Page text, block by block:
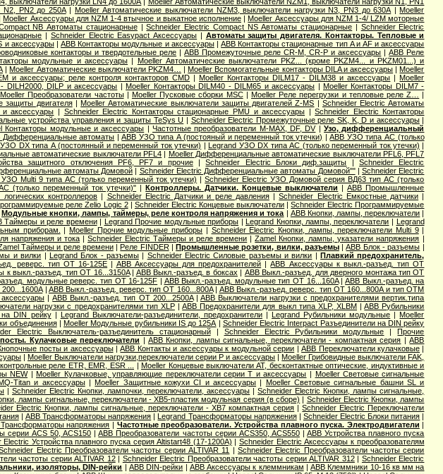
N2, PN2 до 250А| Moeller Автоматические выключатели NZM3, выключатели нагрузки N3, PN3 до 630А |Moeller
|Moeller Аксессуары для NZM 1-4 втычное и выкатное исполнение|Moeller Аксессуары для NZM 1-4/ LZM моторные
NB Автоматы стационарные|Schneider Electric Compact NS Автоматы стационарные | Schneider Electric
| Schneider Electric Easypact Аксессуары | Автоматы защиты двигателя. Контакторы. Тепловые и
и аксессуары|ABB Контакторы модульные и аксессуары|ABB Контакторы стационарные тип A и AF и аксессуары
контакторы и твердотельные реле |ABB Промежуточные реле CR-M, CR-P и аксессуары |ABB Реле
модульные и аксессуары | Moeller Автоматические выключатели PKZ... (кроме PKZM4... и PKZM01...) и
|Moeller Автоматические выключатели PKZM4… |Moeller Вспомогательные контакторы DILA и аксессуары |Moeller
и аксессуары; реле контроля контакторов CMD |Moeller Контакторы DILM17 - DILM38 и аксессуары |Moeller
DILH2000, DILP и аксессуары |Moeller Контакторы DILM40 - DILM65 и аксессуары |Moeller Контакторы DILM7 -
Moeller Преобразователи частоты| Moeller Пусковые сборки MSC|Moeller Реле перегрузки и тепловые реле Z…
|
защиты двигателя|Moeller Автоматические выключатели защиты двигателей Z-MS | Schneider Electric Автоматы
аксессуары | Schneider Electric Контакторы стационарные PMU и аксессуары |Schneider Electric Контакторы
устройства управления и защиты TeSys U | Schneider Electric Промежуточные реле SK, K, D и аксессуары|
Контакторы модульные и аксессуары | Частотные преобразователи M-MAX, DF, DV|Узо, дифференциальный
Дифференциальные автоматы |ABB УЗО типа А (постояный и переменный ток утечки) |ABB УЗО типа АС (только
DX типа А (постоянный и переменный ток утечки) |Legrand УЗО DX типа АС (только переменный ток утечки) |
автоматические выключатели PFL4 | Moeller Дифференциальные автоматические выключатели PFL6, PFL7
защитного отключения PF6, PF7 и прочие|Schneider Electric Блоки диф.защиты |Schneider Electric
автоматы Домовой | Schneider Electric Дифференциальные автоматы Домовой""|Schneider Electric
Multi 9 типа АС (только переменный ток утечки) |Schneider Electric УЗО Домовой серия ВД63 тип АС (только
(только переменный ток утечки)" |Контроллеры. Датчики. Концевые выключатели |ABB Промышленные
контроллеров| Schneider Electric Датчики и реле давления|Schneider Electric Емкостные датчики |
реле Zelio Logic 2| Schneider Electric Концевые выключатели |Schneider Electric Программируемые
Модульные кнопки, лампы, таймеры, реле контроля напряжения и тока | ABB Кнопки, лампы, переключатели |
Таймеры и реле времени| Legrand Прочие модульные приборы |Legrand Кнопки, лампы, переключатели | Legrand
приборам. |Moeller Прочие модульные приборы | Schneider Electric Кнопки, лампы, переключатели Multi 9|
напряжения и тока |Schneider Electric Таймеры и реле времени |Zamel Кнопки, лампы, указатели напряжения |
Таймеры и реле времени|Реле FINDER|Промышленные розетки, вилки, разъемы|ABB Блок - разъемы |
и вилки | Legrand Блок - разъемы| Schneider Electric Силовые разъемы и вилки |Плавкий предохранитель,
реверс. тип OT 16-125E | ABB Аксессуары для предохранителей |ABB Аксессуары к выкл.-разъед. тип OT
к выкл.-разъед. тип OT 16...3150A| ABB Выкл.-разъед. в боксах | ABB Выкл.-разъед. для дверного монтажа тип OT
модульные реверс. тип OT 16-125F | ABB Выкл.-разъед. модульные тип OT 16...160A|ABB Выкл.-разъед. на
|ABB Выкл.-разъед. реверс. тип OT 160...800A| ABB Выкл.-разъед. реверс. тип OT 160...800A и тип OTМ
|ABB Выкл.-разъед. тип OT 200...2500A| ABB Выключатели нагрузки с предохранителями вертик.типа
нагрузки с предохранителями тип XLP|ABB Предохранители для выкл типа XLP, XLBM |ABB Рубильники
DIN рейку| Legrand Выключатели-разъединители, предохранители|Legrand Рубильники модульные |Moeller
объединения|Moeller Модульные рубильники IS до 125А | Schneider Electric Interpact Разъединители на DIN рейку
Electric Выключатель-разъединитель стационарный| Schneider Electric Рубильники модульные |Прочие
Кулачковые переключатели | ABB Кнопки, лампы сигнальные, переключатели - компактная серия |ABB
посты и аксессуары|ABB Контакты и аксессуары к модульной серии |ABB Переключатели кулачковые |
|Moeller Выключатели нагрузки,переключатели серии P и аксессуары |Moeller Грибовидные выключатели FAK,
реле ETR, EMR, ESR ... |Moeller Концевые выключатели AT, бесконтактные оптические, индуктивные и
NEW|Moeller Кулачковые, управляющие переключатели серии T и аксессуары | Moeller Световые сигнальные
Titan и аксессуары|Moeller Защитные кожухи CI и аксессуары | Moeller Световые сигнальные башни SL и
|Schneider Electric Кнопки, лампочки, переключатели, аксессуары |Schneider Electric Кнопки, лампы сигнальные,
лампы сигнальные, переключатели - XB5-пластик модульная серия (в сборе) | Schneider Electric Кнопки, лампы
Electric Кнопки, лампы сигнальные, переключатели - XB7 компактная серия |Schneider Electric Переключатели
| ABB Трансформаторы напряжения |Legrand Трансформаторы напряжения| Schneider Electric Блоки питания |
напряжения | Частотные преобразователи. Устройства плавного пуска. Электродвигатели |
серии ACS 50, ACS150 |ABB Преобразователи частоты серии ACS350, ACS550|ABB Устройства плавного пуска
Electric Устройства плавного пуска серия Altistart48 (17-1200А) |Schneider Electric Аксессуары к преобразователям
Electric Преобразователи частоты серии ALTIVAR 11 |Schneider Electric Преобразователи частоты серии
частоты серии ALTIVAR 12| Schneider Electric Преобразователи частоты серии ALTIVAR 312| Schneider Electric
изоляторы, DIN-рейки |ABB DIN-рейки | ABB Аксессуары к клеммникам |ABB Клеммники 10-16 кв мм на